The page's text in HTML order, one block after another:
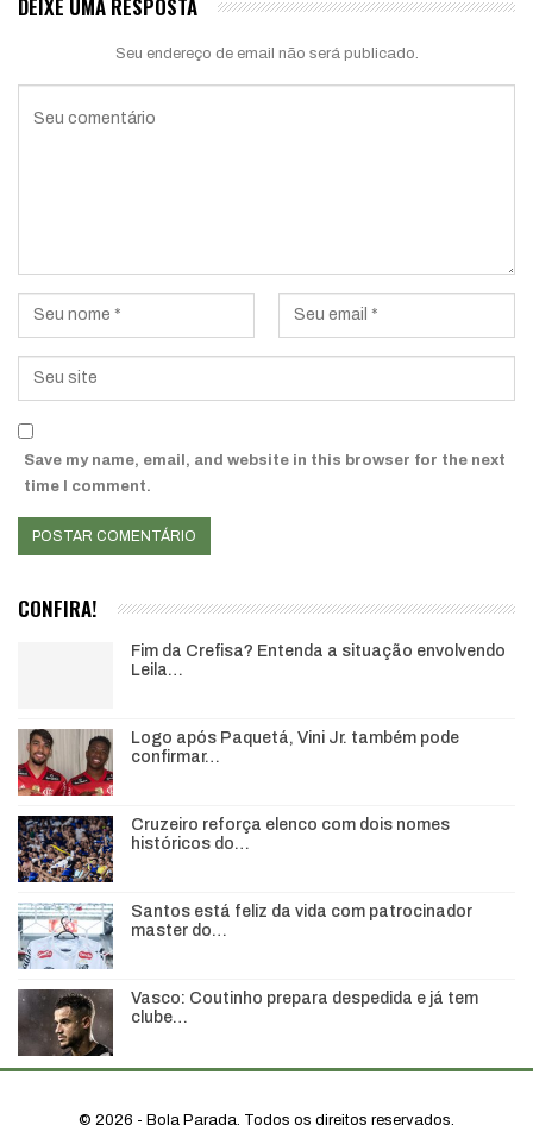
DEIXE UMA RESPOSTA
Seu endereço de email não será publicado.
Save my name, email, and website in this browser for the next
time I comment.
CONFIRA!
Fim da Crefisa? Entenda a situação envolvendo
Leila…
Logo após Paquetá, Vini Jr. também pode
confirmar…
Cruzeiro reforça elenco com dois nomes
históricos do…
Santos está feliz da vida com patrocinador
master do…
Vasco: Coutinho prepara despedida e já tem
clube…
© 2026 - Bola Parada. Todos os direitos reservados.